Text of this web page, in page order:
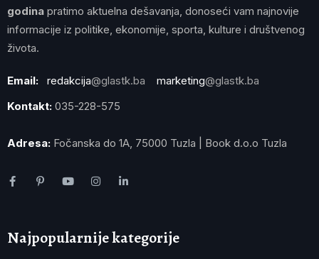
godina pratimo aktuelna dešavanja, donoseći vam najnovije
informacije iz politike, ekonomije, sporta, kulture i društvenog
života.
Email: redakcija@glastk.ba marketing@glastk.ba
Kontakt: 035-228-575
Adresa: Fočanska do 1A, 75000 Tuzla | Book d.o.o Tuzla
Najpopularnije kategorije